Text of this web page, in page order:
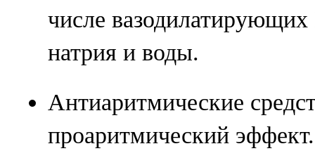
числе
натрия и воды.
Антиаритмические
проаритмический эффект.